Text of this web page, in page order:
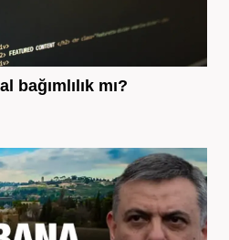
bağımlılık mı?